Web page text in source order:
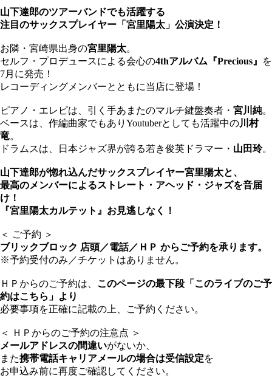
山下達郎のツアーバンドでも活躍する
注目のサックスプレイヤー「宮里陽太」公演決定！
お隣・宮崎県出身の宮里陽太。
セルフ・プロデュースによる会心の4thアルバム『Precious』
を
7月に発売！
レコーディングメンバーとともに当店に登場！
ピアノ・エレピは、引く手あまたのマルチ鍵盤奏者・ 宮川純。
ベースは、作編曲家でもありYoutuberとしても活躍中の川村
竜。
ドラムスは、日本ジャズ界が誇る若き俊英ドラマー・ 山田玲。
山下達郎が惚れ込んだサックスプレイヤー宮里陽太と、
最高のメンバーによるストレート・アヘッド・ジャズを音届
け！
『宮里陽太カルテット』お見逃しなく！
＜ ご予約 ＞
ブリックブロック 店頭／電話／ＨＰ からご予約を承ります。
※予約受付のみ／チケットはありません。
ＨＰからのご予約は、 このページの最下段「このライブのご予
約はこちら」より
必要事項を正確に記載の上、ご予約ください。
＜ ＨＰからのご予約の注意点 ＞
メールアドレスの間違いがないか、
また携帯電話キャリアメールの場合は受信設定を
お申込み前に再度ご確認してください。